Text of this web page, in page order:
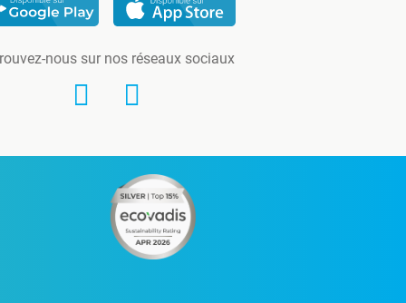
nous sur nos réseaux sociaux